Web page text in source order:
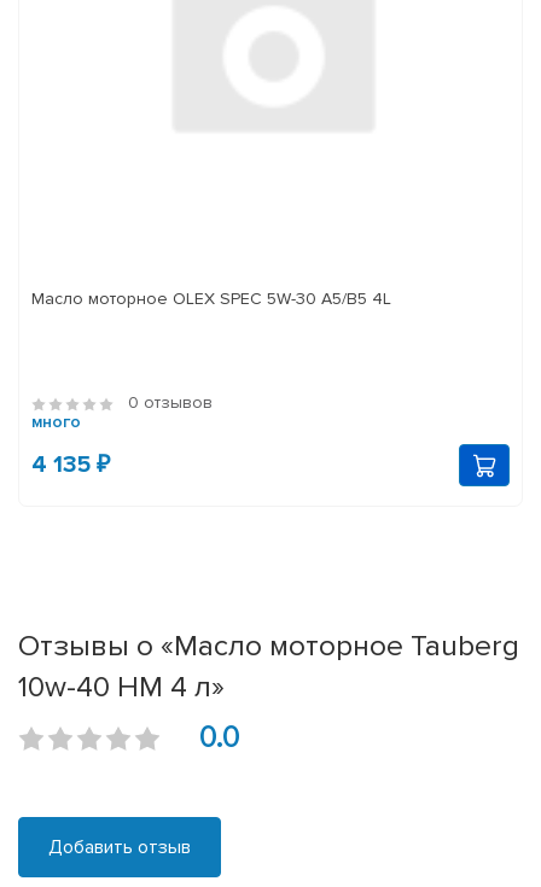
Масло моторное OLEX SPEC 5W-30 A5/B5 4L
0 отзывов
много
4 135 ₽
Отзывы о «Масло моторное Tauberg
10w-40 HM 4 л»
0.0
Добавить отзыв